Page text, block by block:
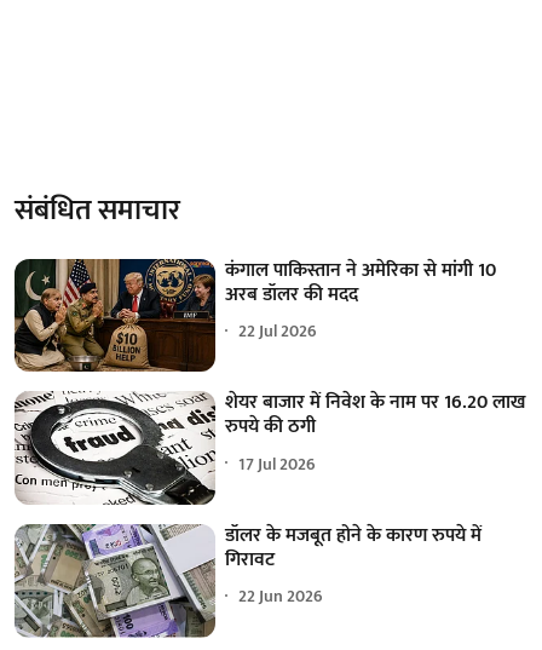
संबंधित समाचार
कंगाल पाकिस्तान ने अमेरिका से मांगी 10
अरब डॉलर की मदद
22 Jul 2026
शेयर बाजार में निवेश के नाम पर 16.20 लाख
रुपये की ठगी
17 Jul 2026
डॉलर के मजबूत होने के कारण रुपये में
गिरावट
22 Jun 2026